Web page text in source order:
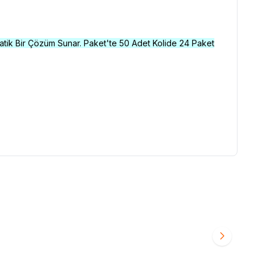
Bir Çözüm Sunar. Paket'te 50 Adet Kolide 24 Paket